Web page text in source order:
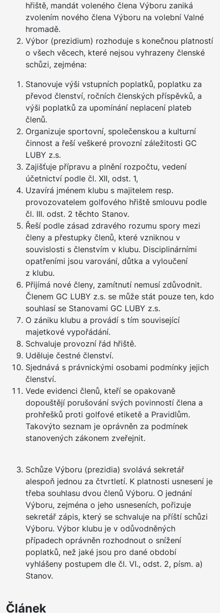
hřiště, mandát voleného člena Výboru zaniká
zvolením nového člena Výboru na volební Valné
hromadě.
Výbor (prezidium) rozhoduje s konečnou platností
o všech věcech, které nejsou vyhrazeny členské
schůzi, zejména:
Stanovuje výši vstupních poplatků, poplatku za
převod členství, ročních členských příspěvků, a
výši poplatků za upomínání neplacení plateb
členů.
Organizuje sportovní, společenskou a kulturní
činnost a řeší veškeré provozní záležitosti GC
LUBY z.s.
Zajišťuje přípravu a plnění rozpočtu, vedení
účetnictví podle čl. XII, odst. 1,
Uzavírá jménem klubu s majitelem resp.
provozovatelem golfového hřiště smlouvu podle
čl. III. odst. 2 těchto Stanov.
Řeší podle zásad zdravého rozumu spory mezi
členy a přestupky členů, které vzniknou v
souvislosti s členstvím v klubu. Disciplinárními
opatřeními jsou varování, důtka a vyloučení
z klubu.
Přijímá nové členy, zamítnutí nemusí zdůvodnit.
Členem GC LUBY z.s. se může stát pouze ten, kdo
souhlasí se Stanovami GC LUBY z.s.
O zániku klubu a provádí s tím související
majetkové vypořádání.
Schvaluje provozní řád hřiště.
Uděluje čestné členství.
Sjednává s právnickými osobami podmínky jejich
členství.
Vede evidenci členů, kteří se opakovaně
dopouštějí porušování svých povinností člena a
prohřešků proti golfové etiketě a Pravidlům.
Takovýto seznam je oprávněn za podmínek
stanovených zákonem zveřejnit.
Schůze Výboru (prezidia) svolává sekretář
alespoň jednou za čtvrtletí. K platnosti usnesení je
třeba souhlasu dvou členů Výboru. O jednání
Výboru, zejména o jeho usneseních, pořizuje
sekretář zápis, který se schvaluje na příští schůzi
Výboru. Výbor klubu je v odůvodněných
případech oprávněn rozhodnout o snížení
poplatků, než jaké jsou pro dané období
vyhlášeny postupem dle čl. VI., odst. 2, písm. a)
Stanov.
Článek